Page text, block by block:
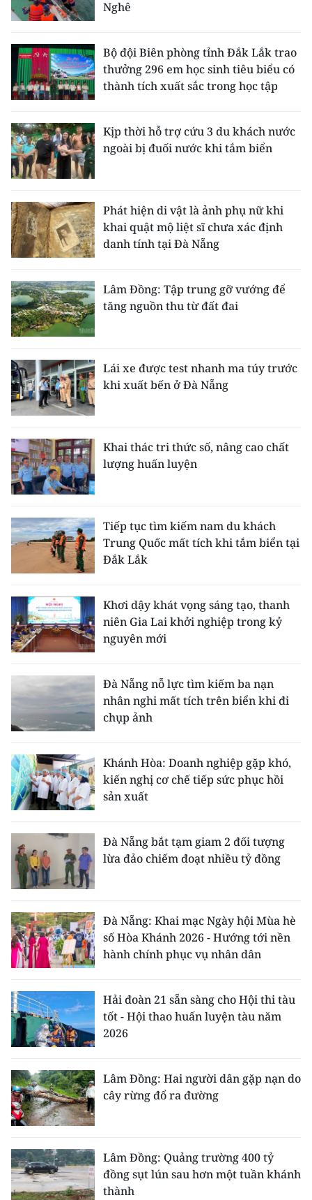
Nghê
Bộ đội Biên phòng tỉnh Đắk Lắk trao
thưởng 296 em học sinh tiêu biểu có
thành tích xuất sắc trong học tập
Kịp thời hỗ trợ cứu 3 du khách nước
ngoài bị đuối nước khi tắm biển
Phát hiện di vật là ảnh phụ nữ khi
khai quật mộ liệt sĩ chưa xác định
danh tính tại Đà Nẵng
Lâm Đồng: Tập trung gỡ vướng để
tăng nguồn thu từ đất đai
Lái xe được test nhanh ma túy trước
khi xuất bến ở Đà Nẵng
Khai thác tri thức số, nâng cao chất
lượng huấn luyện
Tiếp tục tìm kiếm nam du khách
Trung Quốc mất tích khi tắm biển tại
Đắk Lắk
Khơi dậy khát vọng sáng tạo, thanh
niên Gia Lai khởi nghiệp trong kỷ
nguyên mới
Đà Nẵng nỗ lực tìm kiếm ba nạn
nhân nghi mất tích trên biển khi đi
chụp ảnh
Khánh Hòa: Doanh nghiệp gặp khó,
kiến nghị cơ chế tiếp sức phục hồi
sản xuất
Đà Nẵng bắt tạm giam 2 đối tượng
lừa đảo chiếm đoạt nhiều tỷ đồng
Đà Nẵng: Khai mạc Ngày hội Mùa hè
số Hòa Khánh 2026 - Hướng tới nền
hành chính phục vụ nhân dân
Hải đoàn 21 sẵn sàng cho Hội thi tàu
tốt - Hội thao huấn luyện tàu năm
2026
Lâm Đồng: Hai người dân gặp nạn do
cây rừng đổ ra đường
Lâm Đồng: Quảng trường 400 tỷ
đồng sụt lún sau hơn một tuần khánh
thành